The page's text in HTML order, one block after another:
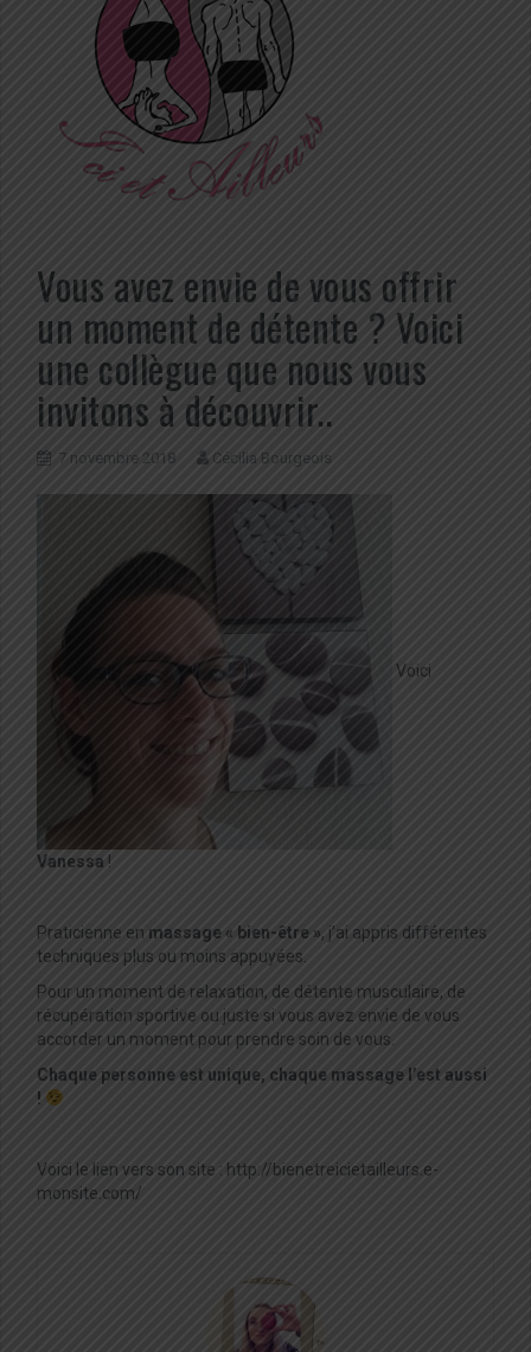
Vous avez envie de vous offrir
un moment de détente ? Voici
une collègue que nous vous
invitons à découvrir..
7 novembre 2018 Cécilia Bourgeois
Voici
Vanessa !
Praticienne en massage « bien-être », j’ai appris différentes
techniques plus ou moins appuyées.
Pour un moment de relaxation, de détente musculaire, de
récupération sportive ou juste si vous avez envie de vous
accorder un moment pour prendre soin de vous.
Chaque personne est unique, chaque massage l’est aussi
!
Voici le lien vers son site : http://bienetreicietailleurs.e-
monsite.com/